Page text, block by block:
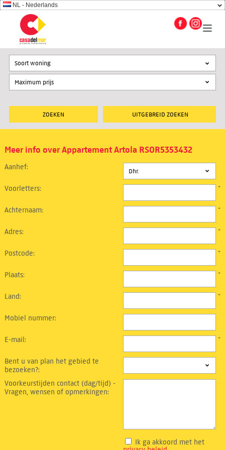
NL - Nederlands
UITGEBREID ZOEKEN
Soort woning
Meer info over Appartement Artola RSOR5353432
Aanhef:
Voorletters: *
Achternaam: *
Adres: *
Postcode: *
Plaats: *
Land: *
Mobiel nummer:
E-mail: *
Bent u van plan het gebied te
bezoeken?:
Voorkeurstijden contact (dag/tijd) -
Vragen, wensen of opmerkingen:
Ik ga akkoord met het